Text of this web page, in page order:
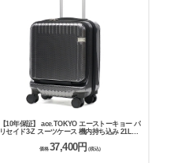
【10年保証】 ace.TOKYO エーストーキョー パ
リセイド3-Z スーツケース 機内持ち込み 21L
価格37,400円 (税込)